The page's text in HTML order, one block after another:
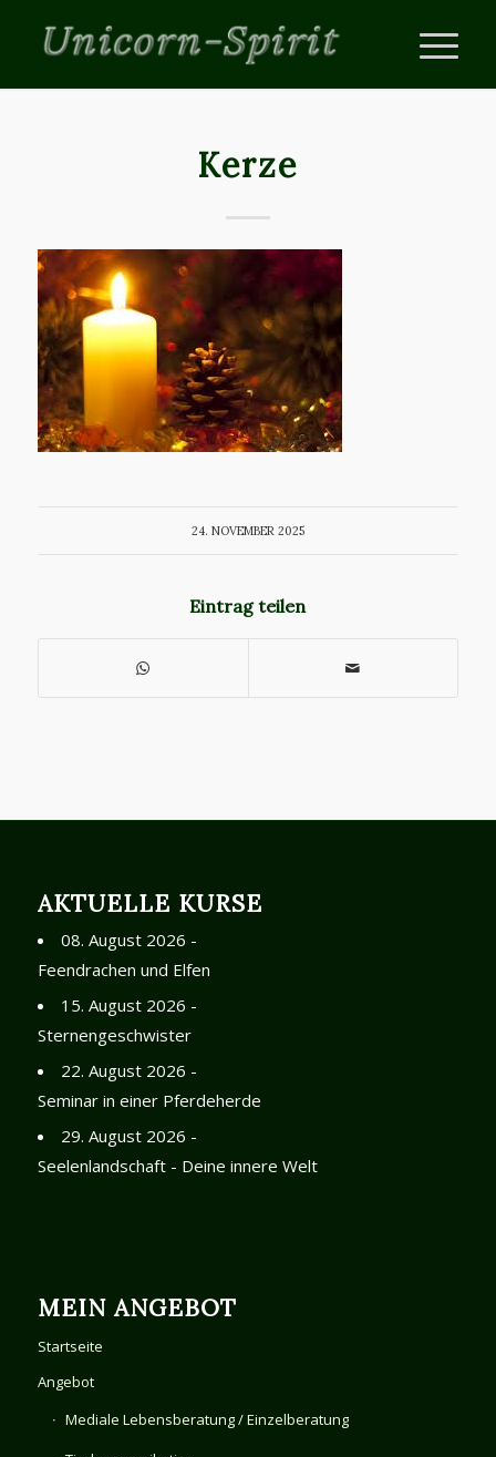
Kerze
24. NOVEMBER 2025
Eintrag teilen
AKTUELLE KURSE
08. August 2026 -
Feendrachen und Elfen
15. August 2026 -
Sternengeschwister
22. August 2026 -
Seminar in einer Pferdeherde
29. August 2026 -
Seelenlandschaft - Deine innere Welt
MEIN ANGEBOT
Startseite
Angebot
Mediale Lebensberatung / Einzelberatung